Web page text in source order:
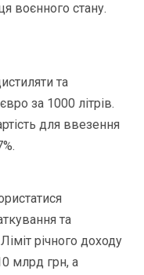
воєнного стану.
та
за 1000 літрів.
для ввезення
та
річного доходу
млрд грн, а